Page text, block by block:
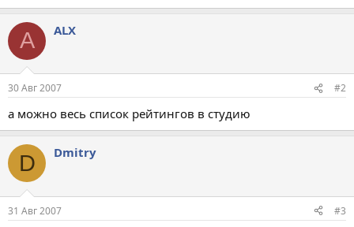
A ALX
30 Авг 2007 #2
а можно весь список рейтингов в студию
D Dmitry
31 Авг 2007 #3